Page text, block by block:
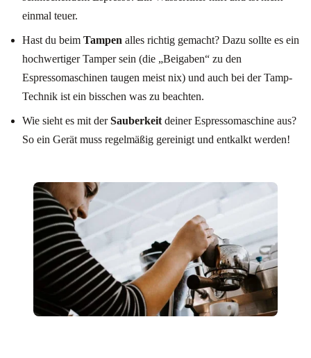
einmal teuer.
Hast du beim Tampen alles richtig gemacht? Dazu sollte es ein
hochwertiger Tamper sein (die „Beigaben“ zu den
Espressomaschinen taugen meist nix) und auch bei der Tamp-
Technik ist ein bisschen was zu beachten.
Wie sieht es mit derSauberkeit deiner Espressomaschine aus?
So ein Gerät muss regelmäßig gereinigt und entkalkt werden!